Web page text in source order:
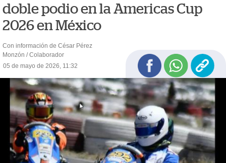
doble podio en la Americas Cup
2026 en México
Con información de César Pérez
Monzón / Colaborador
05 de mayo de 2026, 11:32